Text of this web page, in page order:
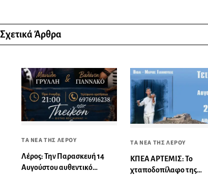
Σχετικά Άρθρα
ΤΑ ΝΕΑ ΤΗΣ ΛΕΡΟΥ
Λέρος: Την Παρασκευή 14
Αυγούστου αυθεντικό
ΤΑ ΝΕΑ ΤΗΣ ΛΕΡΟΥ
ΚΠΕΑ ΑΡΤΕΜΙΣ: Το
χταποδοπίλαφο της